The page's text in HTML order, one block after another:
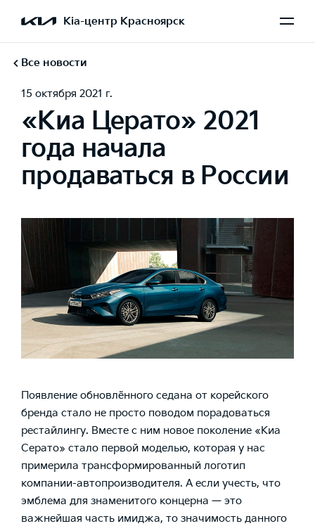
Kia-центр Красноярск
Все новости
15 октября 2021 г.
«Киа Церато» 2021
года начала
продаваться в России
Появление обновлённого седана от корейского
бренда стало не просто поводом порадоваться
рестайлингу. Вместе с ним новое поколение «Киа
Серато» стало первой моделью, которая у нас
примерила трансформированный логотип
компании-автопроизводителя. А если учесть, что
эмблема для знаменитого концерна — это
важнейшая часть имиджа, то значимость данного